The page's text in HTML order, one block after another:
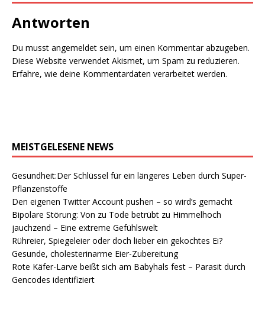
Antworten
Du musst angemeldet sein, um einen Kommentar abzugeben.
Diese Website verwendet Akismet, um Spam zu reduzieren.
Erfahre, wie deine Kommentardaten verarbeitet werden.
MEISTGELESENE NEWS
Gesundheit:Der Schlüssel für ein längeres Leben durch Super-
Pflanzenstoffe
Den eigenen Twitter Account pushen – so wird’s gemacht
Bipolare Störung: Von zu Tode betrübt zu Himmelhoch
jauchzend – Eine extreme Gefühlswelt
Rühreier, Spiegeleier oder doch lieber ein gekochtes Ei?
Gesunde, cholesterinarme Eier-Zubereitung
Rote Käfer-Larve beißt sich am Babyhals fest – Parasit durch
Gencodes identifiziert